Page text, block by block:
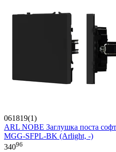
061819(1)
ARL NOBE Заглушка поста
MGG-SFPL-BK (Arlight, -)
34096